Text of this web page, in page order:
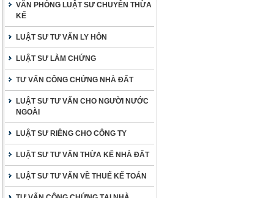
VĂN PHÒNG LUẬT SƯ CHUYÊN THỪA
KẾ
LUẬT SƯ TƯ VẤN LY HÔN
LUẬT SƯ LÀM CHỨNG
TƯ VẤN CÔNG CHỨNG NHÀ ĐẤT
LUẬT SƯ TƯ VẤN CHO NGƯỜI NƯỚC
NGOÀI
LUẬT SƯ RIÊNG CHO CÔNG TY
LUẬT SƯ TƯ VẤN THỪA KẾ NHÀ ĐẤT
LUẬT SƯ TƯ VẤN VỀ THUẾ KẾ TOÁN